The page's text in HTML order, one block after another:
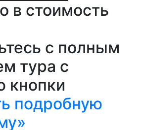
в стоимость
с полным
тура с
кнопки
подробную